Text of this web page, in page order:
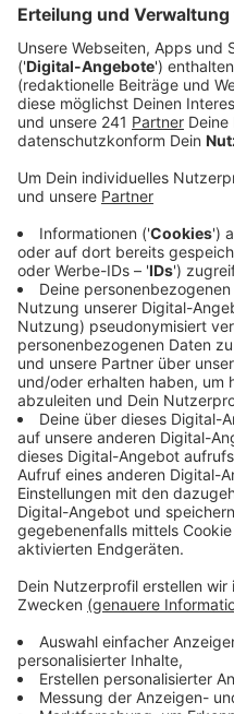
Das Rezept:
Anzeige
2 Maishuhnbrüste
1 Zucchini
ca. 1-2 EL weiche
100ml Weißwein
150ml Geflügeljus
100ml Sahne
Salz & Pfeffer
Zutaten für den Paprika-
0,5l Fischfond
3 St. Schalotten in
2 St. rote Paprika in
50g Butter
250ml Weißwein
500ml Sahne
100g Chorizo
Saft von einer
Dazu:Mini-Mais und